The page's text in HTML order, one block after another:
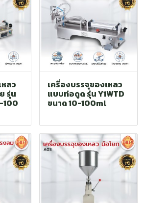
ลว
รุ่น
100
เครื่องบรรจุของเหลว
แบบท่อดูด รุ่น Y1WTD
ขนาด 10-100ml